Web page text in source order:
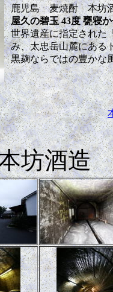
鹿児島 麦焼酎 本坊
屋久の碧玉 43度 甕寝
世界遺産に指定された
み、太忠岳山麓にある
黒麹ならではの豊かな
坊酒造